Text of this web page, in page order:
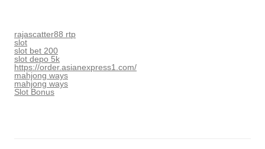
rajascatter88 rtp
slot
slot bet 200
slot depo 5k
https://order.asianexpress1.com/
mahjong ways
mahjong ways
Slot Bonus